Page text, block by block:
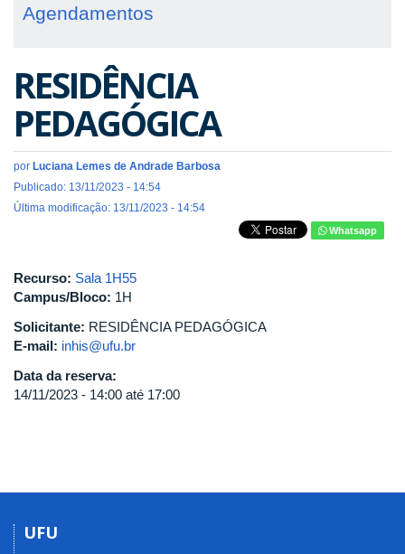
Agendamentos
RESIDÊNCIA
PEDAGÓGICA
por Luciana Lemes de Andrade Barbosa
Publicado: 13/11/2023 - 14:54
Última modificação: 13/11/2023 - 14:54
Whatsapp
Recurso: Sala 1H55
Campus/Bloco: 1H
Solicitante: RESIDÊNCIA PEDAGÓGICA
E-mail: inhis@ufu.br
Data da reserva:
14/11/2023 - 14:00 até 17:00
UFU